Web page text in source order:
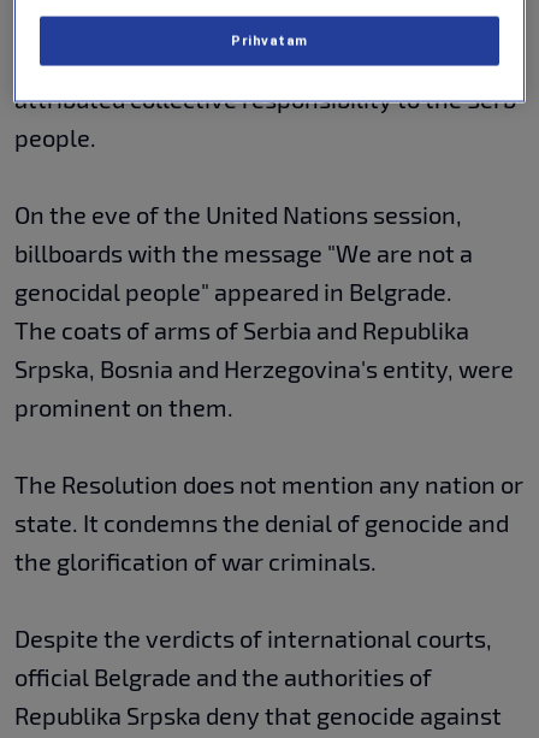
was also opposed by the government in
Serbia, whose representatives said it
attributed collective responsibility to the Serb
people.
On the eve of the United Nations session,
billboards with the message "We are not a
genocidal people" appeared in Belgrade.
The coats of arms of Serbia and Republika
Srpska, Bosnia and Herzegovina's entity, were
prominent on them.
The Resolution does not mention any nation or
state. It condemns the denial of genocide and
the glorification of war criminals.
Despite the verdicts of international courts,
official Belgrade and the authorities of
Republika Srpska deny that genocide against
Prihvatam